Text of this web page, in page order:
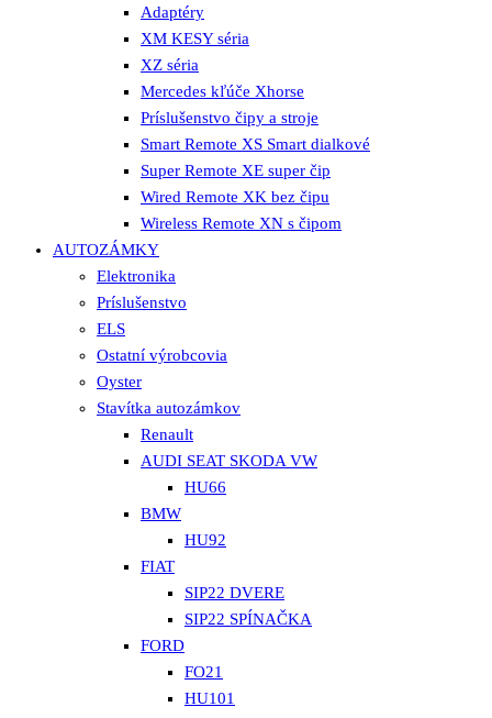
Adaptéry
XM KESY séria
XZ séria
Mercedes kľúče Xhorse
Príslušenstvo čipy a stroje
Smart Remote XS Smart dialkové
Super Remote XE super čip
Wired Remote XK bez čipu
Wireless Remote XN s čipom
AUTOZÁMKY
Elektronika
Príslušenstvo
ELS
Ostatní výrobcovia
Oyster
Stavítka autozámkov
Renault
AUDI SEAT SKODA VW
HU66
BMW
HU92
FIAT
SIP22 DVERE
SIP22 SPÍNAČKA
FORD
FO21
HU101